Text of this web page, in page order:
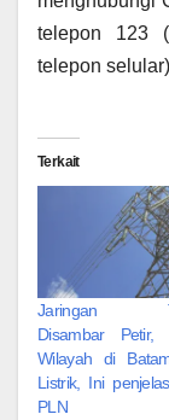
telepon 123
telepon
Terkait
Jaringan
Disambar Petir,
Wilayah di
Listrik, Ini
PLN